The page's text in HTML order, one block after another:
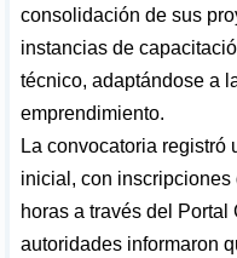
consolidación de sus
instancias de
técnico, adaptándose a
emprendimiento.
La convocatoria registró
inicial, con
horas a través del
autoridades informaron